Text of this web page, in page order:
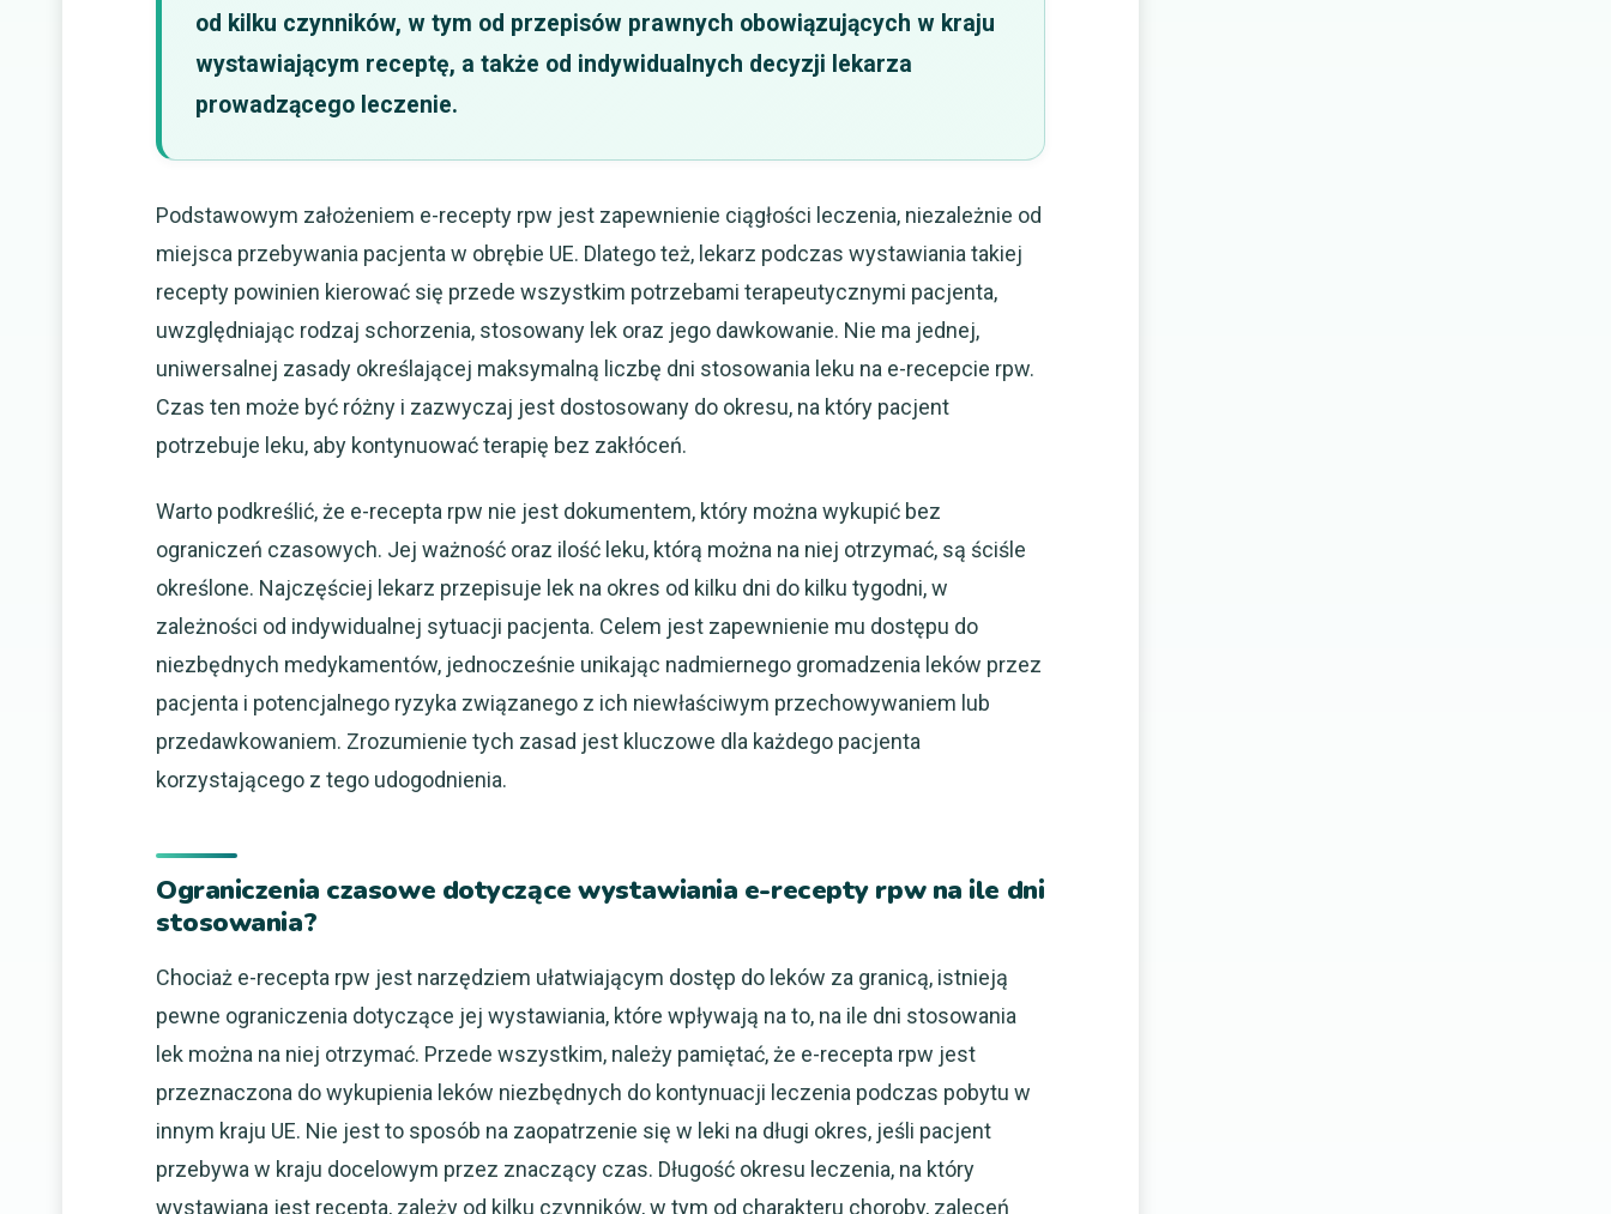
od kilku czynników, w tym od przepisów prawnych obowiązujących w kraju
wystawiającym receptę, a także od indywidualnych decyzji lekarza
prowadzącego leczenie.
Podstawowym założeniem e-recepty rpw jest zapewnienie ciągłości leczenia, niezależnie od
miejsca przebywania pacjenta w obrębie UE. Dlatego też, lekarz podczas wystawiania takiej
recepty powinien kierować się przede wszystkim potrzebami terapeutycznymi pacjenta,
uwzględniając rodzaj schorzenia, stosowany lek oraz jego dawkowanie. Nie ma jednej,
uniwersalnej zasady określającej maksymalną liczbę dni stosowania leku na e-recepcie rpw.
Czas ten może być różny i zazwyczaj jest dostosowany do okresu, na który pacjent
potrzebuje leku, aby kontynuować terapię bez zakłóceń.
Warto podkreślić, że e-recepta rpw nie jest dokumentem, który można wykupić bez
ograniczeń czasowych. Jej ważność oraz ilość leku, którą można na niej otrzymać, są ściśle
określone. Najczęściej lekarz przepisuje lek na okres od kilku dni do kilku tygodni, w
zależności od indywidualnej sytuacji pacjenta. Celem jest zapewnienie mu dostępu do
niezbędnych medykamentów, jednocześnie unikając nadmiernego gromadzenia leków przez
pacjenta i potencjalnego ryzyka związanego z ich niewłaściwym przechowywaniem lub
przedawkowaniem. Zrozumienie tych zasad jest kluczowe dla każdego pacjenta
korzystającego z tego udogodnienia.
Ograniczenia czasowe dotyczące wystawiania e-recepty rpw na ile dni
stosowania?
Chociaż e-recepta rpw jest narzędziem ułatwiającym dostęp do leków za granicą, istnieją
pewne ograniczenia dotyczące jej wystawiania, które wpływają na to, na ile dni stosowania
lek można na niej otrzymać. Przede wszystkim, należy pamiętać, że e-recepta rpw jest
przeznaczona do wykupienia leków niezbędnych do kontynuacji leczenia podczas pobytu w
innym kraju UE. Nie jest to sposób na zaopatrzenie się w leki na długi okres, jeśli pacjent
przebywa w kraju docelowym przez znaczący czas. Długość okresu leczenia, na który
wystawiana jest recepta, zależy od kilku czynników, w tym od charakteru choroby, zaleceń